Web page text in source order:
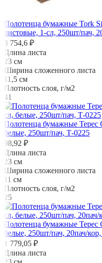
Полотенца бумажные Tork
листовые, 1-сл, 250шт/пач,
3 754,6 ₽
Длина листа
23 см
Ширина сложенного листа
11,5 см
Плотность слоя, г/м2
41
Полотенца бумажные Терес
белые, 250шт/пач, Т-0225
98,92 ₽
Длина листа
23 см
Ширина сложенного листа
11 см
Плотность слоя, г/м2
25
Полотенца бумажные Терес
белые, 250шт/пач, 20пач/
1 779,05 ₽
Длина листа